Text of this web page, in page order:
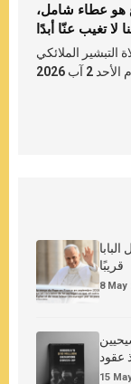
هو عطاء شامل،
لا تغيب عنّا أبدًا
التبشير الملائكي
2 آب 2026
قريبًا
8 May
عقود
15